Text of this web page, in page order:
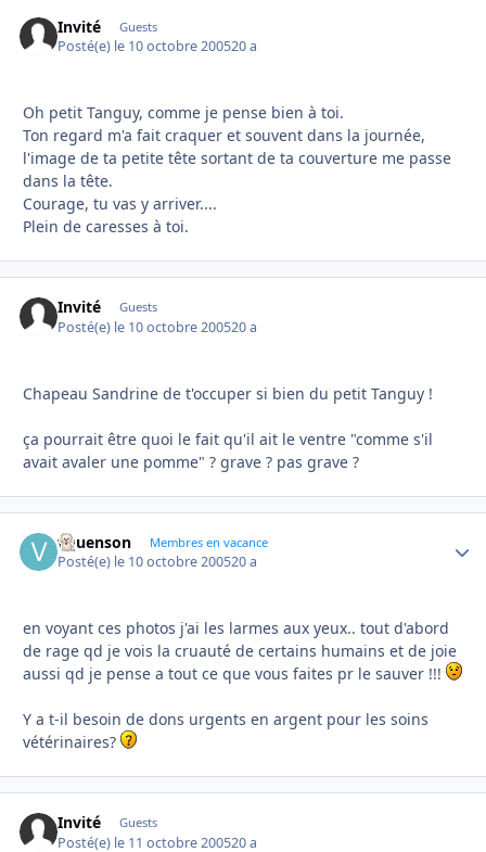
Invité Guests
Posté(e) le 10 octobre 200520 a
Oh petit Tanguy, comme je pense bien à toi.
Ton regard m'a fait craquer et souvent dans la journée,
l'image de ta petite tête sortant de ta couverture me passe
dans la tête.
Courage, tu vas y arriver....
Plein de caresses à toi.
Invité Guests
Posté(e) le 10 octobre 200520 a
Chapeau Sandrine de t'occuper si bien du petit Tanguy !
ça pourrait être quoi le fait qu'il ait le ventre "comme s'il
avait avaler une pomme" ? grave ? pas grave ?
vquenson Membres en vacance
Posté(e) le 10 octobre 200520 a
en voyant ces photos j'ai les larmes aux yeux.. tout d'abord
de rage qd je vois la cruauté de certains humains et de joie
aussi qd je pense a tout ce que vous faites pr le sauver !!!
Y a t-il besoin de dons urgents en argent pour les soins
vétérinaires?
Invité Guests
Posté(e) le 11 octobre 200520 a